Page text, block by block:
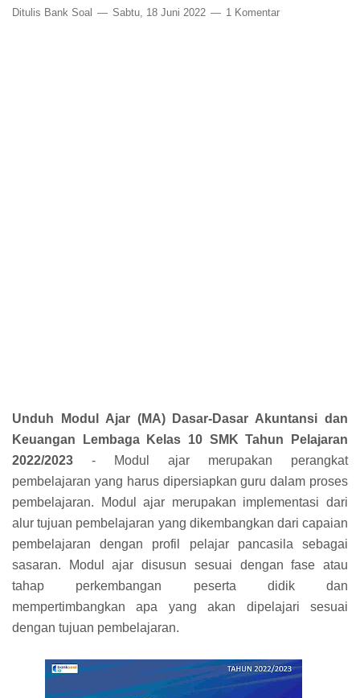
Ditulis Bank Soal Sabtu, 18 Juni 2022 1 Komentar
Unduh Modul Ajar (MA) Dasar-Dasar Akuntansi dan
Keuangan Lembaga Kelas 10 SMK Tahun Pelajaran
2022/2023 - Modul ajar merupakan perangkat
pembelajaran yang harus dipersiapkan guru dalam proses
pembelajaran. Modul ajar merupakan implementasi dari
alur tujuan pembelajaran yang dikembangkan dari capaian
pembelajaran dengan profil pelajar pancasila sebagai
sasaran. Modul ajar disusun sesuai dengan fase atau
tahap perkembangan peserta didik dan
mempertimbangkan apa yang akan dipelajari sesuai
dengan tujuan pembelajaran.